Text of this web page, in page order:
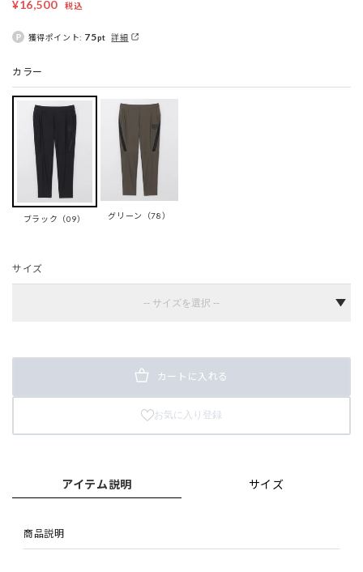
¥16,500 税込
獲得ポイント: 75pt 詳細
カラー
ブラック（09） グリーン（78）
サイズ
カートに入れる
お気に入り登録
アイテム説明 サイズ
商品説明